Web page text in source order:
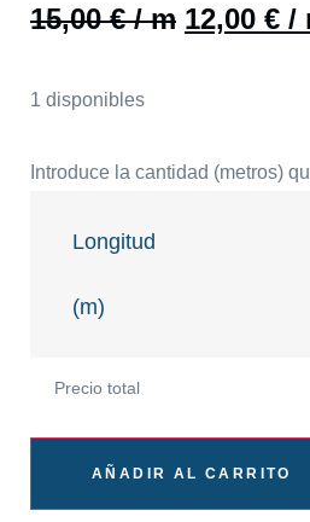
15,00€/ m 12,00 € /
1 disponibles
Introduce la cantidad (metros)
Longitud
(m)
Precio total
AÑADIR AL CARRITO